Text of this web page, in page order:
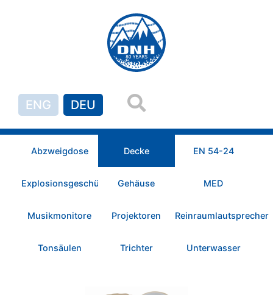
ENG DEU
Abzweigdose Decke EN 54-24
Explosionsgeschützt Gehäuse MED
Musikmonitore Projektoren Reinraumlautsprecher
Tonsäulen Trichter Unterwasser